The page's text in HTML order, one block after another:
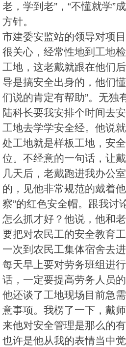
老，学到老”，“不懂就学”
方针。
市建委安监站的领导对项
很关心，经常性地到工地
工地，这老戴就跟在他们
导是搞安全出身的，他们
们说的肯定有帮助”。无独
陆科长要我安排个时间去
工地去学学安全经。他说
处工地就是样板工地，安
位。不经意的一句话，让
几天后，老戴跑进我办公
的，见他非常规范的戴着
察”的红色安全帽。跟我讨
怎么抓才好？他说，他和
要把对农民工的安全教育
一次到农民工集体宿舍去
每天早上要对劳务班组进
话，一定要提高劳务人员
他还谈了工地现场目前急
意事项。我楞了一下，戴
来他对安全管理是那么的有
也许是他从我的表情当中